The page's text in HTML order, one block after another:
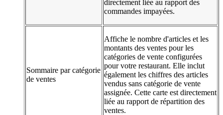
directement liée au rapport des
commandes impayées.
Sommaire par catégorie
de ventes
Affiche le nombre d'articles et les
montants des ventes pour les
catégories de vente configurées
pour votre restaurant. Elle inclut
également les chiffres des articles
vendus sans catégorie de vente
assignée. Cette carte est directement
liée au rapport de répartition des
ventes.